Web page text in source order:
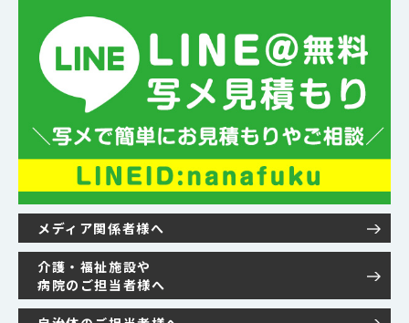
メディア関係者様へ
介護・福祉施設や
病院のご担当者様へ